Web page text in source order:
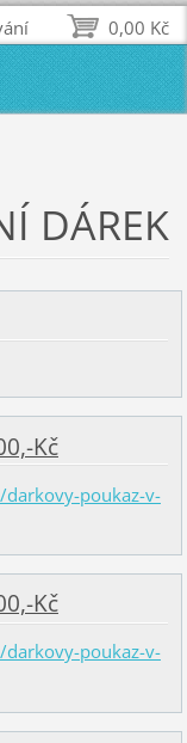
DÁREK
Kč
poukaz-v-
Kč
poukaz-v-
0,00 Kč